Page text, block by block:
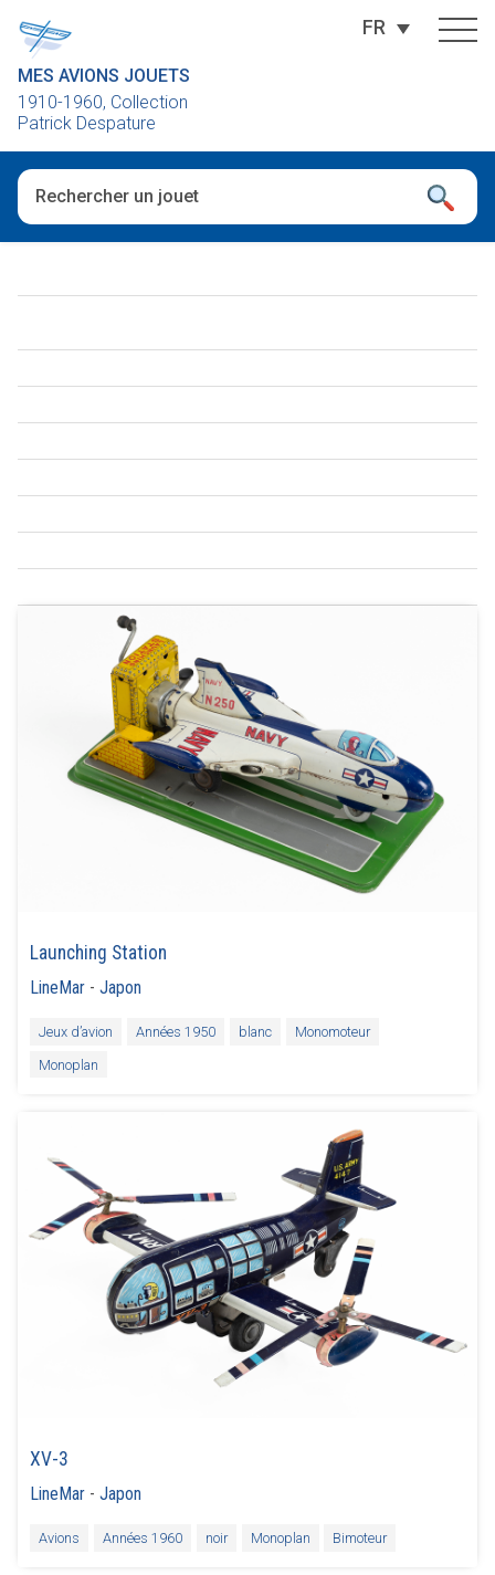
MES AVIONS JOUETS
1910-1960, Collection
Patrick Despature
FR
Launching Station
LineMar -Japon
Jeux d’avion Années 1950 blanc
Monomoteur
Monoplan
XV-3
LineMar -Japon
Avions Années 1960 noir Monoplan Bimoteur